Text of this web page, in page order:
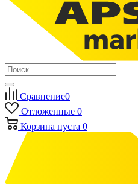
Сравнение0
Отложенные 0
Корзина пуста 0